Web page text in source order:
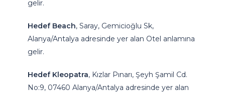
gelir.
Hedef Beach, Saray, Gemicioğlu Sk,
Alanya/Antalya adresinde yer alan Otel anlamına
gelir.
Hedef Kleopatra, Kızlar Pınarı, Şeyh Şamil Cd.
No:9, 07460 Alanya/Antalya adresinde yer alan